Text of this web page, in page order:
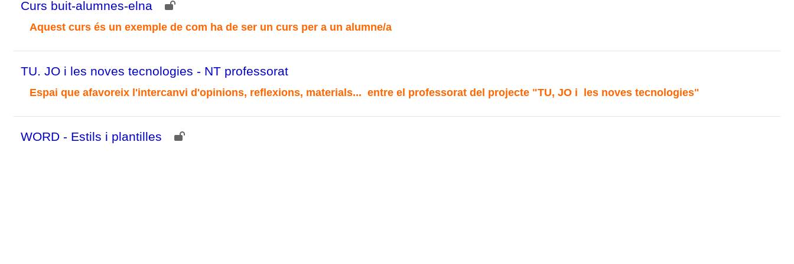
Curs buit-alumnes-elna
Aquest curs és un exemple de com ha de ser un curs per a un alumne/a
TU. JO i les noves tecnologies - NT professorat
Espai que afavoreix l'intercanvi d'opinions, reflexions, materials... entre el professorat del projecte "TU, JO i les noves tecnologies"
WORD - Estils i plantilles